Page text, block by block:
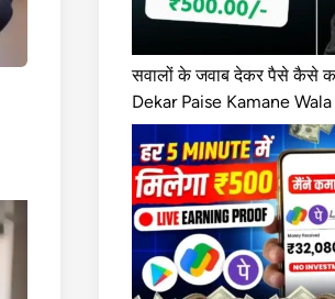
सवालों के जवाब देकर पैसे कैसे
Dekar Paise Kamane